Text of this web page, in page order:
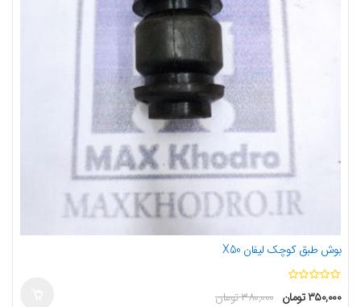
بوش طبق کوچک لیفان X50
۳۸۰,۰۰۰تومان ۳۵۰,۰۰۰تومان